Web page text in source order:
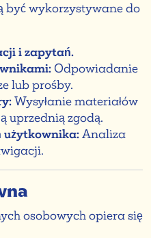
być wykorzystywane do
i zapytań.
Odpowiadanie
lub prośby.
Wysyłanie materiałów
uprzednią zgodą.
użytkownika:Analiza
osobowych opiera się